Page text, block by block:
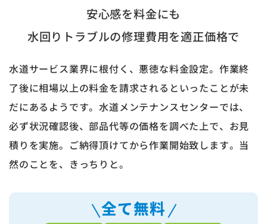
安心感を料金にも
水回りトラブルの修理費用を適正価格で
水道サービス業界に根付く、悪徳な料金設定。作業終
了後に相場以上の料金を請求されるといったことが未
だにあるようです。水道メンテナンスセンターでは、
必ず状況確認後、部品代等の価格を調べた上で、お見
積りを実施。ご納得頂けてから作業開始致します。当
然のことを、きっちりと。
全て無料